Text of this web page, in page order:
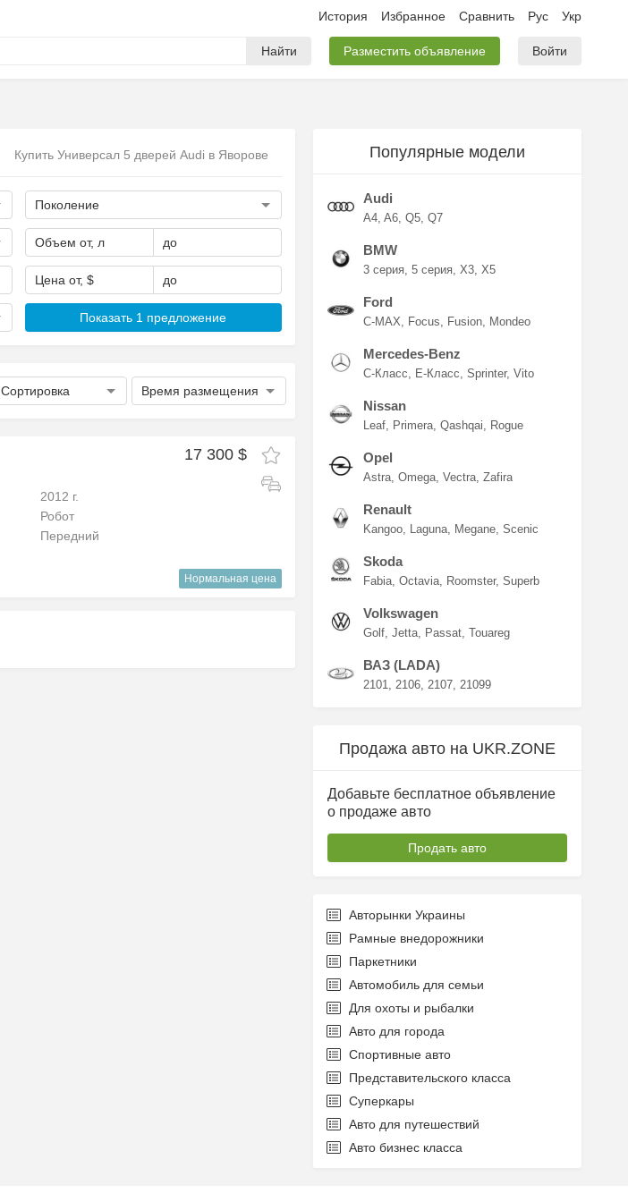
История Избранное Сравнить Рус Укр
Найти Разместить объявление Войти
Купить Универсал 5 дверей Audi в Яворове
Поколение
Объем от, л до
Цена от, $ до
Показать 1 предложение
Сортировка Время размещения
17 300 $
2012 г.
Робот
Передний
Нормальная цена
Популярные модели
Audi
A4 A6 Q5 Q7
BMW
3 серия 5 серия X3 X5
Ford
C-MAX Focus Fusion Mondeo
Mercedes-Benz
C-Класс E-Класс Sprinter Vito
Nissan
Leaf Primera Qashqai Rogue
Opel
Astra Omega Vectra Zafira
Renault
Kangoo Laguna Megane Scenic
Skoda
Fabia Octavia Roomster Superb
Volkswagen
Golf Jetta Passat Touareg
ВАЗ (LADA)
2101 2106 2107 21099
Продажа авто на UKR.ZONE
Добавьте бесплатное объявление
о продаже авто
Продать авто
Авторынки Украины
Рамные внедорожники
Паркетники
Автомобиль для семьи
Для охоты и рыбалки
Авто для города
Спортивные авто
Представительского класса
Суперкары
Авто для путешествий
Авто бизнес класса